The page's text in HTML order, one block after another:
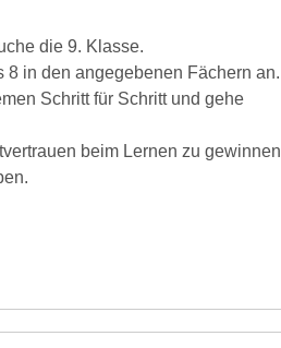
die 9. Klasse.
8 in den angegebenen Fächern an.
Schritt für Schritt und gehe
beim Lernen zu gewinnen